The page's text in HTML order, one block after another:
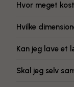
Hvor meget
Hvilke
Kan jeg lave et
Skal jeg selv